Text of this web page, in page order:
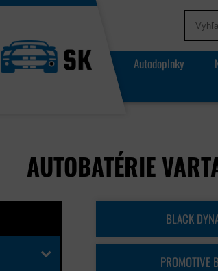
Autodoplnky
AUTOBATÉRIE
BLACK
PROMOTIVE